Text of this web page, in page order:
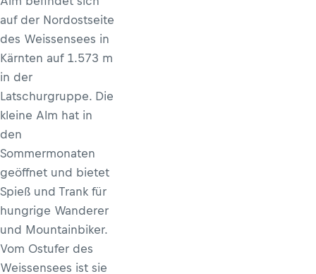
auf der Nordostseite
des Weissensees in
Kärnten auf 1.573 m
in der
Latschurgruppe. Die
kleine Alm hat in
den
Sommermonaten
geöffnet und bietet
Spieß und Trank für
hungrige Wanderer
und Mountainbiker.
Vom Ostufer des
Weissensees ist sie